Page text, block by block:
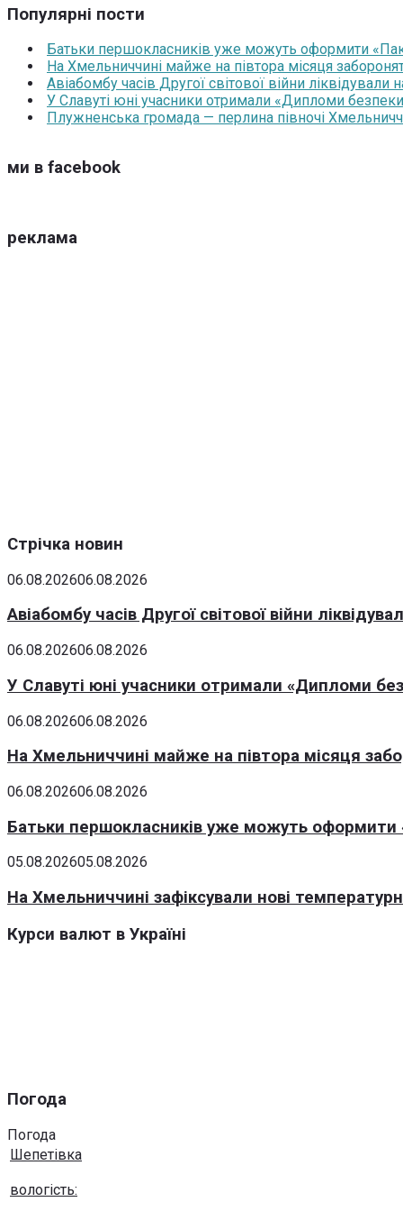
Популярні пости
Батьки першокласників уже можуть оформити
На Хмельниччині майже на півтора місяця
Авіабомбу часів Другої світової війни
У Славуті юні учасники отримали «Дипломи
Плужненська громада — перлина півночі
ми в facebook
реклама
Стрічка новин
06.08.202606.08.2026
Авіабомбу часів Другої світової війни
06.08.202606.08.2026
У Славуті юні учасники отримали «Дипломи
06.08.202606.08.2026
На Хмельниччині майже на півтора місяця
06.08.202606.08.2026
Батьки першокласників уже можуть оформити
05.08.202605.08.2026
На Хмельниччині зафіксували нові
Курси валют в Україні
Погода
Погода
Шепетівка
вологість: